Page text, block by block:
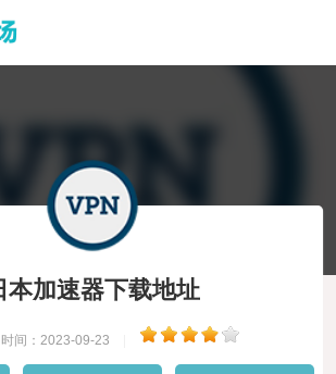
本加速器下载地址
时间：2023-09-23